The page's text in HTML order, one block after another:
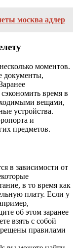
москва адлер
моментов.
документы,
время в
вещами,
устройства.
и
предметов.
в зависимости от
в то время как
плату. Если у
об этом заранее
взять с собой
правилами